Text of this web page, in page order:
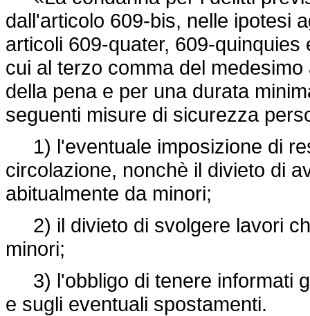
dall'articolo 609-bis, nelle ipotesi
articoli 609-quater, 609-
cui al terzo comma del
della pena e per una durata
seguenti misure di sicurezza
1) l'eventuale imposizione di
circolazione, nonchè il divieto di
abitualmente da minori;
2) il divieto di svolgere lavori
minori;
3) l'obbligo di tenere informati
e sugli eventuali spostamenti.